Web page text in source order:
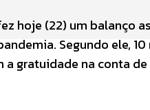
hoje (22) um balanço
Segundo ele,
gratuidade na conta